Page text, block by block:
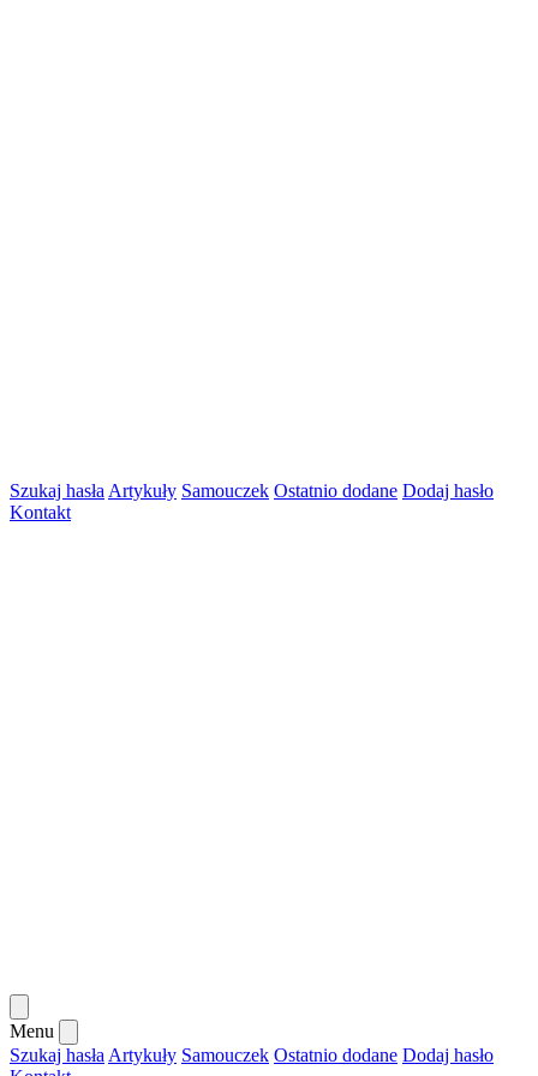
Szukaj hasła Artykuły Samouczek Ostatnio dodane Dodaj hasło
Kontakt
Menu
Szukaj hasła Artykuły Samouczek Ostatnio dodane Dodaj hasło